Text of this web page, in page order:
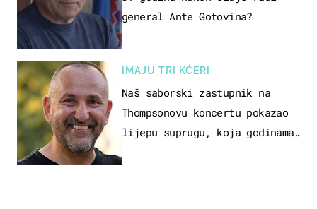
general Ante Gotovina?
IMAJU TRI KĆERI
Naš saborski zastupnik na
Thompsonovu koncertu pokazao
lijepu suprugu, koja godinama